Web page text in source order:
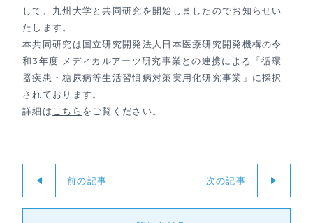
して、九州大学と共同研究を開始しましたのでお知らせい
たします。
本共同研究は国立研究開発法人日本医療研究開発機構の令
和3年度 メディカルアーツ研究事業との連携による「循環
器疾患・糖尿病等生活習慣病対策実用化研究事業」に採択
されております。
詳細は こちら をご覧ください。
前の記事 次の記事